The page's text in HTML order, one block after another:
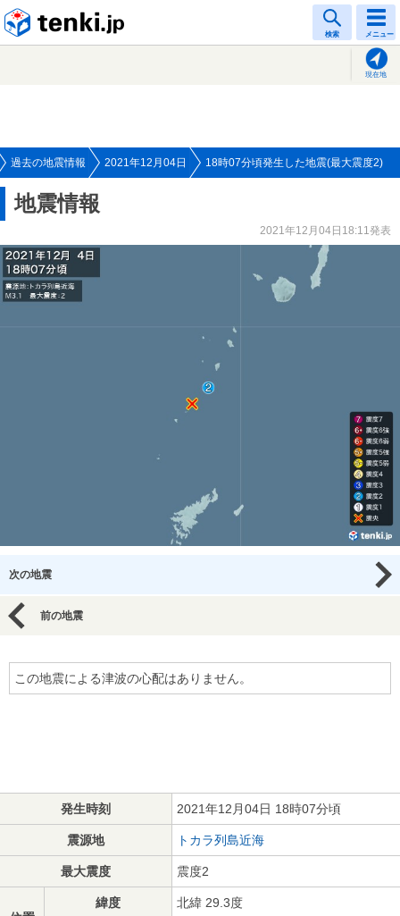
検索 メニュー
現在地
過去の地震情報 2021年12月04日 18時07分頃発生した地震(最大震度2)
地震情報
2021年12月04日18:11発表
次の地震
前の地震
この地震による津波の心配はありません。
発生時刻 2021年12月04日 18時07分頃
震源地 トカラ列島近海
最大震度 震度2
緯度 北緯 29.3度